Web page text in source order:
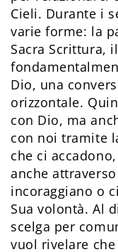
Cieli. Durante i
varie forme: la
Sacra Scrittura,
Dio, una
orizzontale.
con Dio, ma
con noi tramite
che ci
anche
incoraggiano o
Sua volontà. Al
scelga per
vuol rivelare